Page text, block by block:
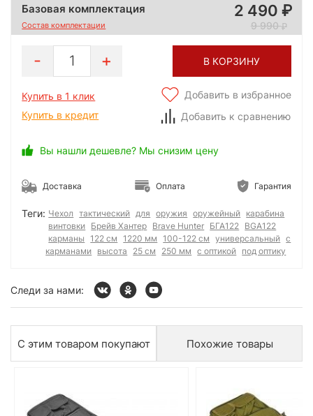
Базовая комплектация
Состав комплектации
2 490
9 990
1 В КОРЗИНУ
Купить в 1 клик
Купить в кредит
Добавить в избранное
Добавить к сравнению
Вы нашли дешевле? Мы снизим цену
Доставка Оплата Гарантия
Теги: Чехол тактический для оружия оружейный карабина
винтовки Брейв Хантер Brave Hunter БГА122 BGA122
карманы
122 см 1220 мм 100-122 см универсальный с
карманами высота 25 см 250 мм с оптикой под оптику
Следи за нами:
С этим товаром покупают Похожие товары